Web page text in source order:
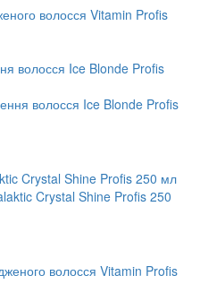
волосся Ice Blonde Profis
Crystal Shine Profis 250 мл
волосся Vitamin Profis